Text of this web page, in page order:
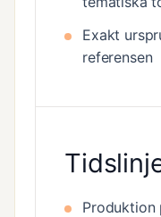
Exakt
referensen
Produktion